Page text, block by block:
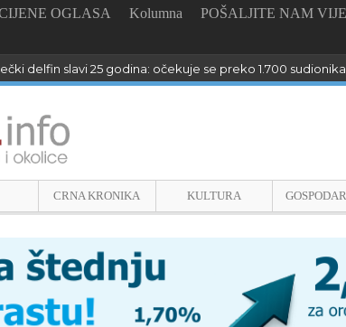
OGLASA Kolumna
POŠALJITE NAM
delfin slavi 25 godina: očekuje se preko 1.700
CRNA KRONIKA KULTURA